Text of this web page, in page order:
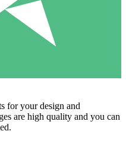
for your design and
are high quality and you can